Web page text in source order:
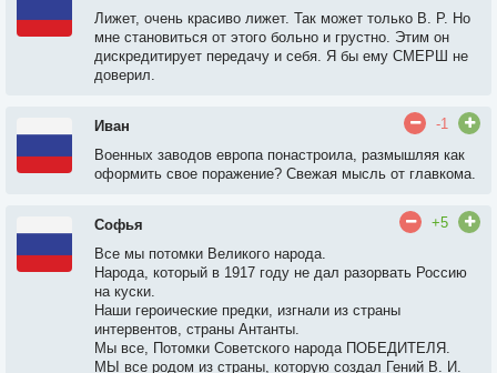
Лижет, очень красиво лижет. Так может только В. Р. Но
мне становиться от этого больно и грустно. Этим он
дискредитирует передачу и себя. Я бы ему СМЕРШ не
доверил.
Иван
-1
Военных заводов европа понастроила, размышляя как
оформить свое поражение? Свежая мысль от главкома.
Софья
+5
Все мы потомки Великого народа.
Народа, который в 1917 году не дал разорвать Россию
на куски.
Наши героические предки, изгнали из страны
интервентов, страны Антанты.
Мы все, Потомки Советского народа ПОБЕДИТЕЛЯ.
МЫ все родом из страны, которую создал Гений В. И.